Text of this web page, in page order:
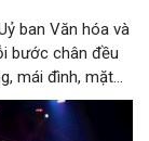
ban Văn hóa và
bước chân đều
mái đình, mặt
công đều có
dân tộc.